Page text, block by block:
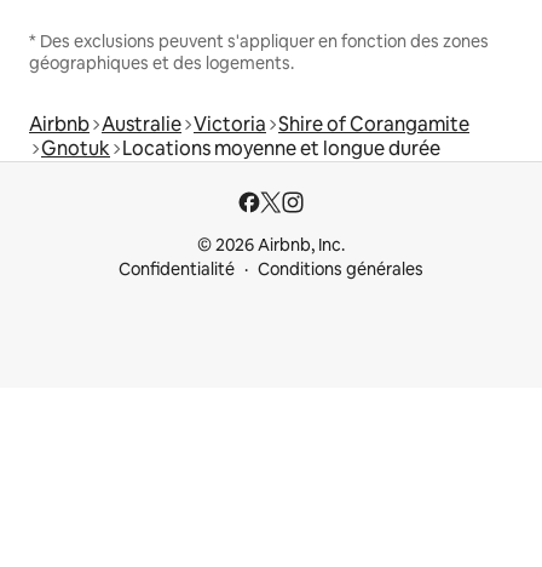
* Des exclusions peuvent s'appliquer en fonction des zones
géographiques et des logements.
Airbnb Australie Victoria Shire of Corangamite
Gnotuk Locations moyenne et longue durée
© 2026 Airbnb, Inc.
Confidentialité
Conditions générales